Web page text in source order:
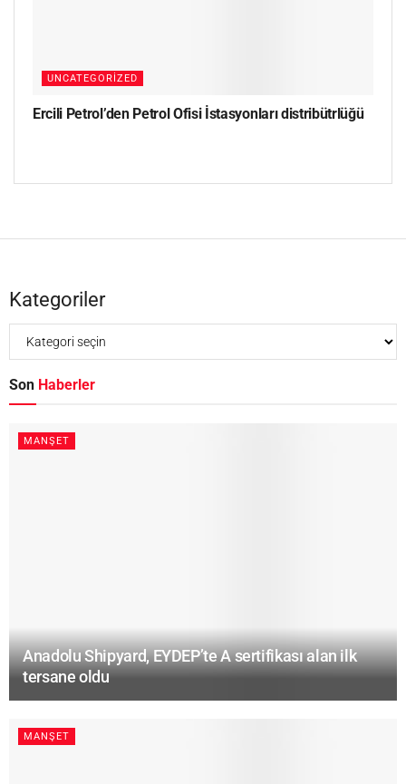
UNCATEGORIZED
Ercili Petrol’den Petrol Ofisi İstasyonları distribütrlüğü
Kategoriler
Son Haberler
MANŞET
Anadolu Shipyard, EYDEP’te A sertifikası alan ilk
tersane oldu
MANŞET